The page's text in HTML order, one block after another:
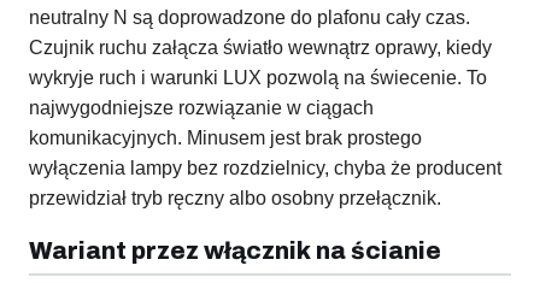
neutralny N są doprowadzone do plafonu cały czas.
Czujnik ruchu załącza światło wewnątrz oprawy, kiedy
wykryje ruch i warunki LUX pozwolą na świecenie. To
najwygodniejsze rozwiązanie w ciągach
komunikacyjnych. Minusem jest brak prostego
wyłączenia lampy bez rozdzielnicy, chyba że producent
przewidział tryb ręczny albo osobny przełącznik.
Wariant przez włącznik na ścianie